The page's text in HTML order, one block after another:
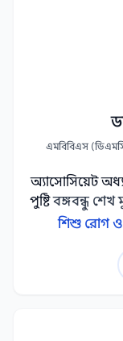
এমবিবিএস
অ্যাসোসিয়েট
পুষ্টি বঙ্গবন্ধু শেখ
শিশু রোগ ও